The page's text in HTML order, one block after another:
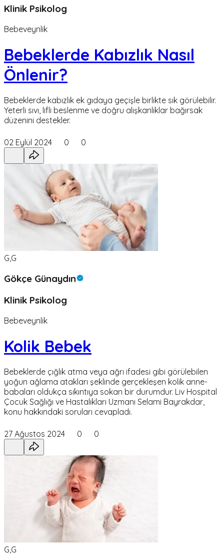
Klinik Psikolog
Bebeveynlik
Bebeklerde Kabızlık Nasıl
Önlenir?
Bebeklerde kabızlık ek gıdaya geçişle birlikte sık görülebilir.
Yeterli sıvı, lifli beslenme ve doğru alışkanlıklar bağırsak
düzenini destekler.
02 Eylül 2024 0 0
G,G
Gökçe Günaydın
Klinik Psikolog
Bebeveynlik
Kolik Bebek
Bebeklerde çığlık atma veya ağrı ifadesi gibi görülebilen
yoğun ağlama atakları şeklinde gerçekleşen kolik anne-
babaları oldukça sıkıntıya sokan bir durumdur. Liv Hospital
Çocuk Sağlığı ve Hastalıkları Uzmanı Selami Bayrakdar,
konu hakkındaki soruları cevapladı.
27 Ağustos 2024 0 0
G,G